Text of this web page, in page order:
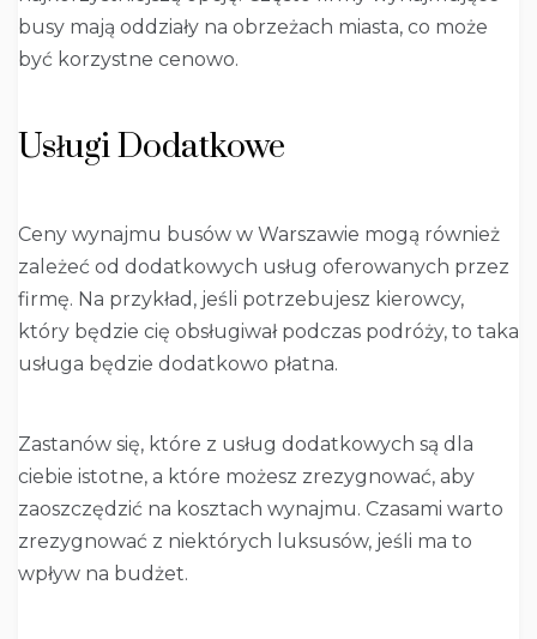
busy mają oddziały na obrzeżach miasta, co może
być korzystne cenowo.
Usługi Dodatkowe
Ceny wynajmu busów w Warszawie mogą również
zależeć od dodatkowych usług oferowanych przez
firmę. Na przykład, jeśli potrzebujesz kierowcy,
który będzie cię obsługiwał podczas podróży, to taka
usługa będzie dodatkowo płatna.
Zastanów się, które z usług dodatkowych są dla
ciebie istotne, a które możesz zrezygnować, aby
zaoszczędzić na kosztach wynajmu. Czasami warto
zrezygnować z niektórych luksusów, jeśli ma to
wpływ na budżet.